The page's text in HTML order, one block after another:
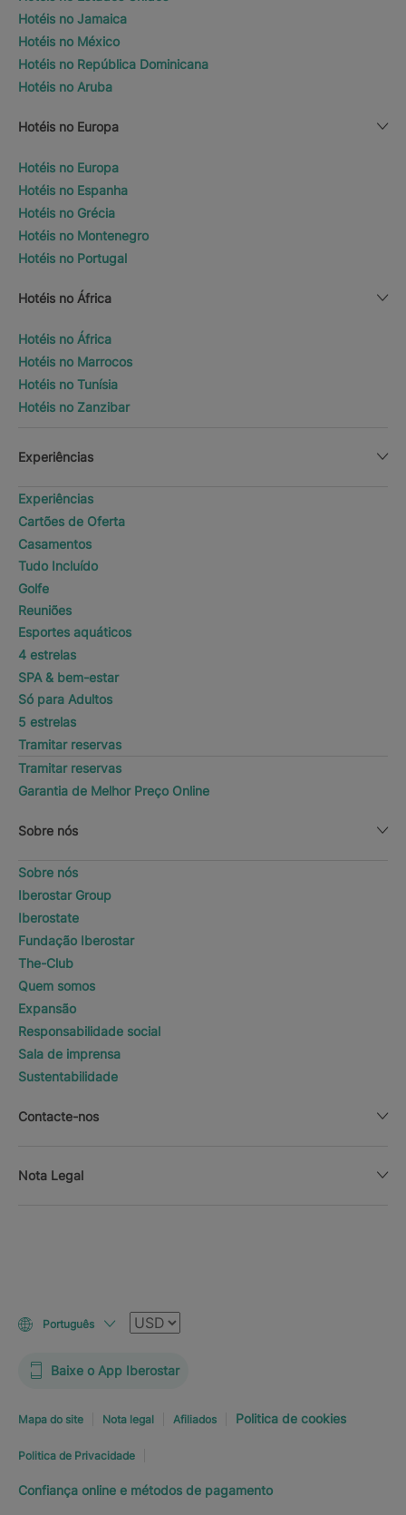
Hotéis no Jamaica
Hotéis no México
Hotéis no República Dominicana
Hotéis no Aruba
Hotéis no Europa
Hotéis no Europa
Hotéis no Espanha
Hotéis no Grécia
Hotéis no Montenegro
Hotéis no Portugal
Hotéis no África
Hotéis no África
Hotéis no Marrocos
Hotéis no Tunísia
Hotéis no Zanzibar
Experiências
Experiências
Cartões de Oferta
Casamentos
Tudo Incluído
Golfe
Reuniões
Esportes aquáticos
4 estrelas
SPA & bem-estar
Só para Adultos
5 estrelas
Tramitar reservas
Tramitar reservas
Garantia de Melhor Preço Online
Sobre nós
Sobre nós
Iberostar Group
Iberostate
Fundação Iberostar
The-Club
Quem somos
Expansão
Responsabilidade social
Sala de imprensa
Sustentabilidade
Contacte-nos
Nota Legal
Português Moeda
Baixe o App Iberostar
Mapa do site Nota legal Afiliados Politica de cookies
Politica de Privacidade
Confiança online e métodos de pagamento